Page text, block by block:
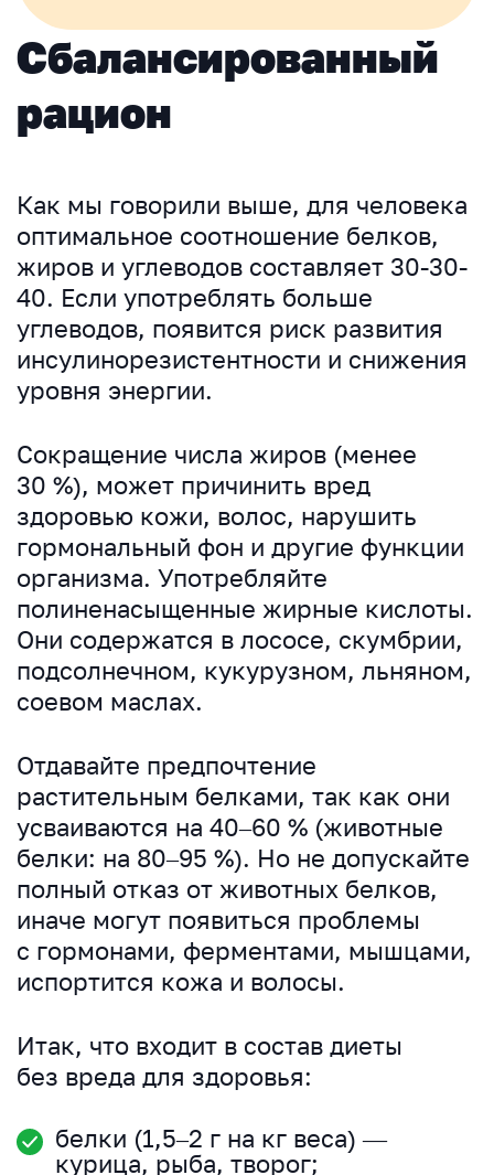
Сбалансированный
рацион
Как мы говорили выше, для человека
оптимальное соотношение белков,
жиров и углеводов составляет 30-30-
40. Если употреблять больше
углеводов, появится риск развития
инсулинорезистентности и снижения
уровня энергии.
Сокращение числа жиров (менее
30 %), может причинить вред
здоровью кожи, волос, нарушить
гормональный фон и другие функции
организма. Употребляйте
полиненасыщенные жирные кислоты.
Они содержатся в лососе, скумбрии,
подсолнечном, кукурузном, льняном,
соевом маслах.
Отдавайте предпочтение
растительным белками, так как они
усваиваются на 40–60 % (животные
белки: на 80–95 %). Но не допускайте
полный отказ от животных белков,
иначе могут появиться проблемы
с гормонами, ферментами, мышцами,
испортится кожа и волосы.
Итак, что входит в состав диеты
без вреда для здоровья:
белки (1,5–2 г на кг веса) —
курица, рыба, творог;